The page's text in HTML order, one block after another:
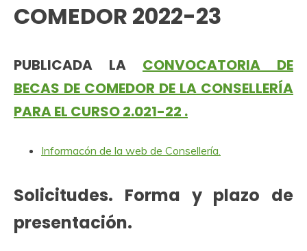
COMEDOR 2022-23
PUBLICADA LA CONVOCATORIA DE
BECAS DE COMEDOR DE LA CONSELLERÍA
PARA EL CURSO 2.021-22 .
Informacón de la web de Consellería.
Solicitudes. Forma y plazo de
presentación.